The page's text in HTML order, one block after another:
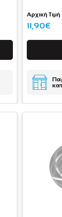
Αρχική Τιμή
11,90€